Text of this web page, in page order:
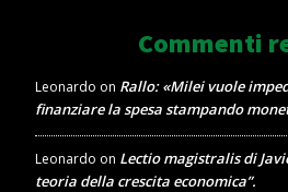
Commenti
Leonardo on Rallo: «Milei vuole
finanziare la spesa stampando
Leonardo on Lectio magistralis di
teoria della crescita economica”.